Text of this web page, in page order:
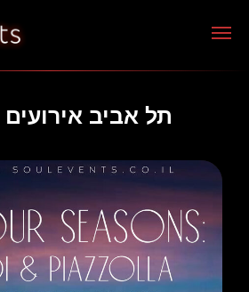
תל אביב אירועים